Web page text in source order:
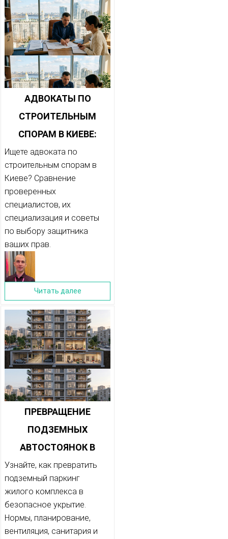
АДВОКАТЫ ПО
СТРОИТЕЛЬНЫМ
СПОРАМ В КИЕВЕ:
ПРОВЕРЕННЫЙ ОБЗОР
РЫНКА
Ищете адвоката по
строительным спорам в
Киеве? Сравнение
проверенных
специалистов, их
специализация и советы
по выбору защитника
ваших прав.
Читать далее
ПРЕВРАЩЕНИЕ
ПОДЗЕМНЫХ
АВТОСТОЯНОК В
НАДЕЖНЫЕ УКРЫТИЯ:
ЧТО НУЖНО ЗНАТЬ
Узнайте, как превратить
подземный паркинг
жилого комплекса в
безопасное укрытие.
Нормы, планирование,
вентиляция, санитария и